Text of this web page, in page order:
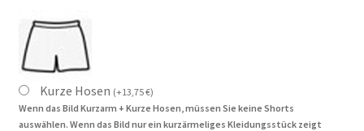
Kurze Hosen (+13,75€)
Wenn das Bild Kurzarm + Kurze Hosen, müssen Sie keine Shorts
auswählen. Wenn das Bild nur ein kurzärmeliges Kleidungsstück zeigt